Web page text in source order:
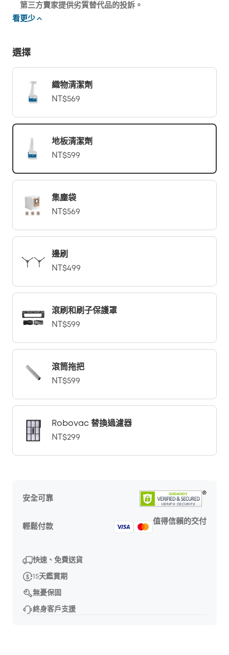
第三方賣家提供劣質替代品的投訴。
看更少
選擇
織物清潔劑
NT$569
地板清潔劑
NT$599
集塵袋
NT$569
邊刷
NT$499
滾刷和刷子保護罩
NT$599
滾筒拖把
NT$599
Robovac 替換過濾器
NT$299
安全可靠
輕鬆付款
值得信賴的交付
快速、免費送貨
15天鑑賞期
無憂保固
終身客戶支援